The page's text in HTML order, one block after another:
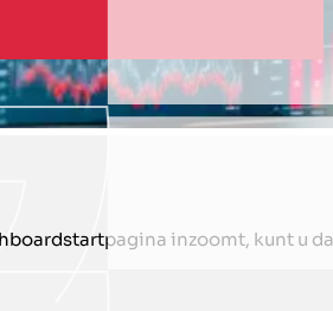
MET
inzoomt, kunt u